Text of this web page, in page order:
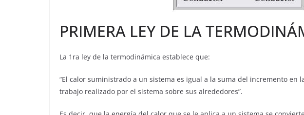
PRIMERA LEY DE LA
La 1ra ley de la termodinámica establece que:
“El calor suministrado a un sistema es igual a la suma del incremento en
trabajo realizado por el sistema sobre sus alrededores”.